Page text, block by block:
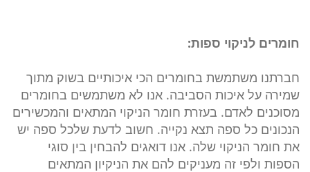
חומרים לניקוי ספות:
חברתנו משתמשת בחומרים הכי איכותיים בשוק מתוך
שמירה על איכות הסביבה. אנו לא משתמשים בחומרים
מסוכנים לאדם. בעזרת חומר הניקוי המתאים והמכשירים
הנכונים כל ספה תצא נקייה. חשוב לדעת שלכל ספה יש
את חומר הניקוי שלה. אנו דואגים להבחין בין סוגי
הספות ולפי זה מעניקים להם את הניקיון המתאים